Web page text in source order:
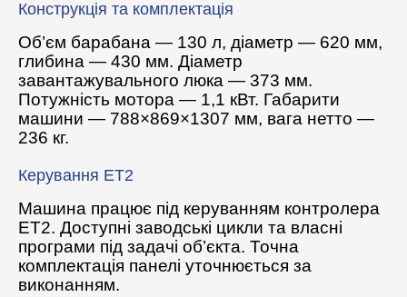
Конструкція та комплектація
Об’єм барабана — 130 л, діаметр — 620 мм,
глибина — 430 мм. Діаметр
завантажувального люка — 373 мм.
Потужність мотора — 1,1 кВт. Габарити
машини — 788×869×1307 мм, вага нетто —
236 кг.
Керування ET2
Машина працює під керуванням контролера
ET2. Доступні заводські цикли та власні
програми під задачі об’єкта. Точна
комплектація панелі уточнюється за
виконанням.